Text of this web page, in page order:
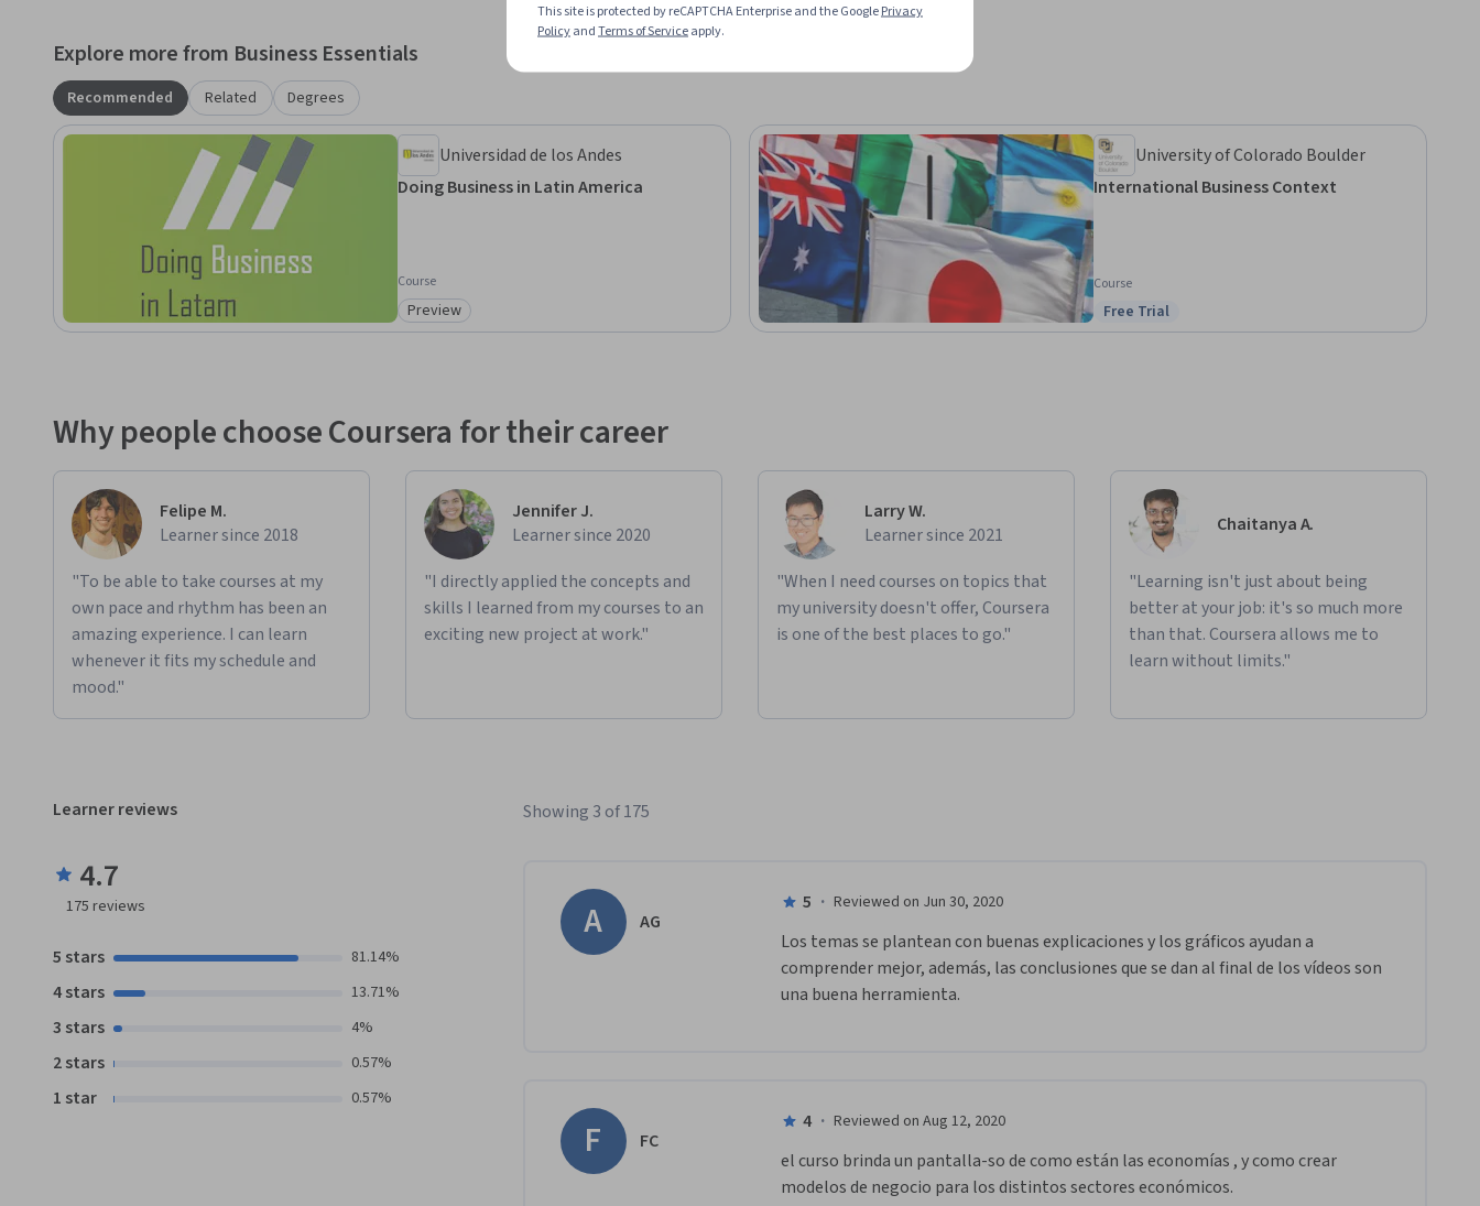
Explore more from Business Essentials
Recommended Related Degrees
Universidad de los Andes
Doing Business in Latin America
Course
Category: Preview
Preview
University of Colorado Boulder
International Business Context
Course
Status: Free Trial
Free Trial
Why people choose Coursera for their career
Felipe M.
Learner since 2018
"To be able to take courses at my
own pace and rhythm has been an
amazing experience. I can learn
whenever it fits my schedule and
mood."
Jennifer J.
Learner since 2020
"I directly applied the concepts and
skills I learned from my courses to an
exciting new project at work."
Larry W.
Learner since 2021
"When I need courses on topics that
my university doesn't offer, Coursera
is one of the best places to go."
Chaitanya A.
"Learning isn't just about being
better at your job: it's so much more
than that. Coursera allows me to
learn without limits."
Learner reviews
4.7
175 reviews
5 stars 81.14%
4 stars 13.71%
3 stars 4%
2 stars 0.57%
1 star 0.57%
Showing 3 of 175
A AG
5 · Reviewed on Jun 30, 2020
Los temas se plantean con buenas explicaciones y los gráficos ayudan a
comprender mejor, además, las conclusiones que se dan al final de los vídeos son
una buena herramienta.
F FC
4 · Reviewed on Aug 12, 2020
el curso brinda un pantalla-so de como están las economías , y como crear
modelos de negocio para los distintos sectores económicos.
This site is protected by reCAPTCHA Enterprise and the GooglePrivacy
PolicyandTerms of Serviceapply.